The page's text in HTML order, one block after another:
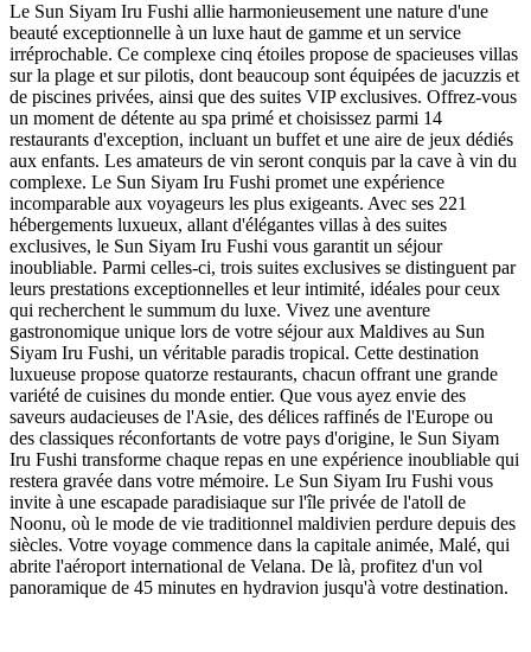
Le Sun Siyam Iru Fushi allie harmonieusement une nature d'une
beauté exceptionnelle à un luxe haut de gamme et un service
irréprochable. Ce complexe cinq étoiles propose de spacieuses villas
sur la plage et sur pilotis, dont beaucoup sont équipées de jacuzzis et
de piscines privées, ainsi que des suites VIP exclusives. Offrez-vous
un moment de détente au spa primé et choisissez parmi 14
restaurants d'exception, incluant un buffet et une aire de jeux dédiés
aux enfants. Les amateurs de vin seront conquis par la cave à vin du
complexe. Le Sun Siyam Iru Fushi promet une expérience
incomparable aux voyageurs les plus exigeants. Avec ses 221
hébergements luxueux, allant d'élégantes villas à des suites
exclusives, le Sun Siyam Iru Fushi vous garantit un séjour
inoubliable. Parmi celles-ci, trois suites exclusives se distinguent par
leurs prestations exceptionnelles et leur intimité, idéales pour ceux
qui recherchent le summum du luxe. Vivez une aventure
gastronomique unique lors de votre séjour aux Maldives au Sun
Siyam Iru Fushi, un véritable paradis tropical. Cette destination
luxueuse propose quatorze restaurants, chacun offrant une grande
variété de cuisines du monde entier. Que vous ayez envie des
saveurs audacieuses de l'Asie, des délices raffinés de l'Europe ou
des classiques réconfortants de votre pays d'origine, le Sun Siyam
Iru Fushi transforme chaque repas en une expérience inoubliable qui
restera gravée dans votre mémoire. Le Sun Siyam Iru Fushi vous
invite à une escapade paradisiaque sur l'île privée de l'atoll de
Noonu, où le mode de vie traditionnel maldivien perdure depuis des
siècles. Votre voyage commence dans la capitale animée, Malé, qui
abrite l'aéroport international de Velana. De là, profitez d'un vol
panoramique de 45 minutes en hydravion jusqu'à votre destination.